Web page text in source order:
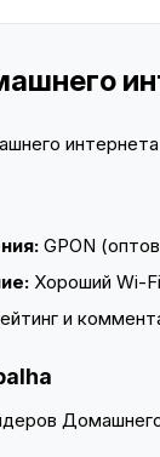
GPON
Хороший Wi-
и